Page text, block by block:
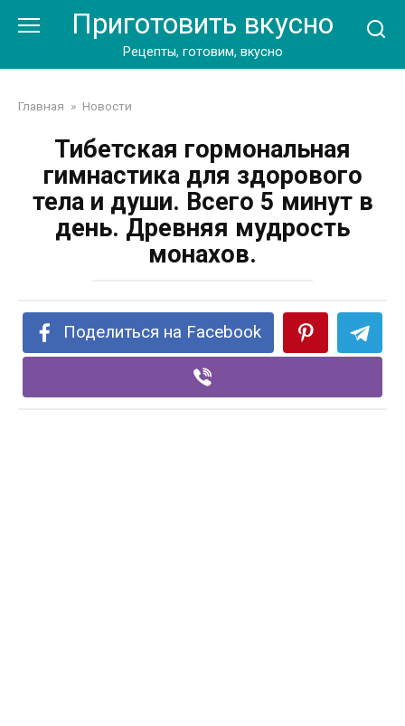
Приготовить вкусно
Рецепты, готовим, вкусно
Главная » Новости
Тибетская гормональная
гимнастика для здорового
тела и души. Всего 5 минут в
день. Древняя мудрость
монахов.
Поделиться на Facebook